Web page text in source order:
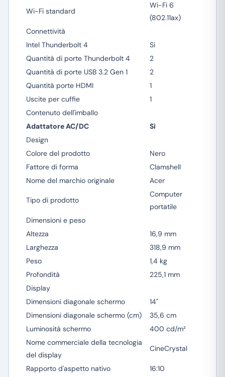
Wi-Fi standard
Wi-Fi 6
(802.11ax)
Connettività
Intel Thunderbolt 4
Si
Quantità di porte Thunderbolt 4
2
Quantità di porte USB 3.2 Gen 1
2
Quantità porte HDMI
1
Uscite per cuffie
1
Contenuto dell'imballo
Adattatore AC/DC
Sì
Design
Colore del prodotto
Nero
Fattore di forma
Clamshell
Nome del marchio originale
Acer
Tipo di prodotto
Computer
portatile
Dimensioni e peso
Altezza
16,9 mm
Larghezza
318,9 mm
Peso
1,4 kg
Profondità
225,1 mm
Display
Dimensioni diagonale schermo
14"
Dimensioni diagonale schermo (cm)
35,6 cm
Luminosità schermo
400 cd/m²
Nome commerciale della tecnologia
del display
CineCrystal
Rapporto d'aspetto nativo 16:10